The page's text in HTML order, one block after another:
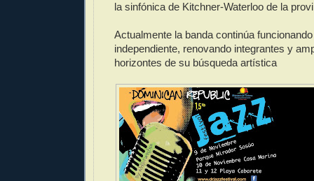
la sinfónica de Kitchner-Waterloo de la
Actualmente la banda continúa
independiente, renovando integrantes y
horizontes de su búsqueda artística